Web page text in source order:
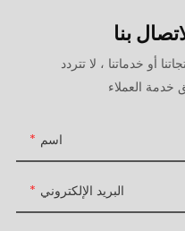
بنا
أو خدماتنا ، لا تتردد
اسم
البريد الإلكتروني